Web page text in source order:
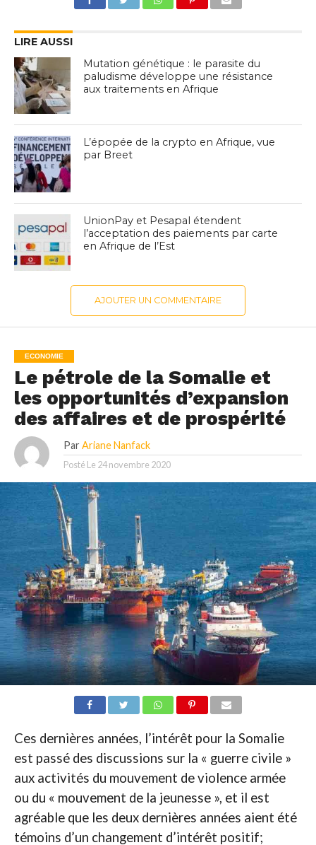
LIRE AUSSI
Mutation génétique : le parasite du
paludisme développe une résistance
aux traitements en Afrique
L’épopée de la crypto en Afrique, vue
par Breet
UnionPay et Pesapal étendent
l’acceptation des paiements par carte
en Afrique de l’Est
AJOUTER UN COMMENTAIRE
ECONOMIE
Le pétrole de la Somalie et
les opportunités d’expansion
des affaires et de prospérité
Par Ariane Nanfack
Posté Le 24 novembre 2020
Ces dernières années, l’intérêt pour la Somalie
est passé des discussions sur la « guerre civile »
aux activités du mouvement de violence armée
ou du « mouvement de la jeunesse », et il est
agréable que les deux dernières années aient été
témoins d’un changement d’intérêt positif;